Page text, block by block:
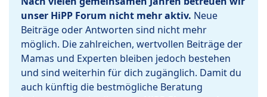
unser HiPP Forum nicht mehr aktiv. Neue
Beiträge oder Antworten sind nicht mehr
möglich. Die zahlreichen, wertvollen Beiträge der
Mamas und Experten bleiben jedoch bestehen
und sind weiterhin für dich zugänglich. Damit du
auch künftig die bestmögliche Beratung